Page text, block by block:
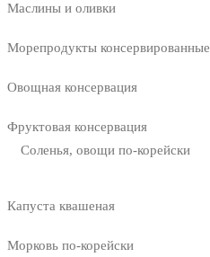
Маслины и оливки
Морепродукты консервированные
Овощная консервация
Фруктовая консервация
Соленья, овощи по-корейски
Капуста квашеная
Морковь по-корейски